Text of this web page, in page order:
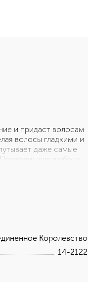
и придаст волосам
волосы гладкими и
даже самые
для любого
нагрева
Королевство
14-2122